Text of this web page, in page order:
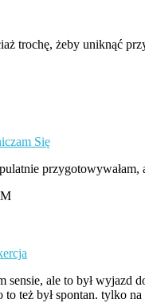
trochę, żeby uniknąć
Się
przygotowywałam,
sensie, ale to był wyjazd
to też był spontan. tylko